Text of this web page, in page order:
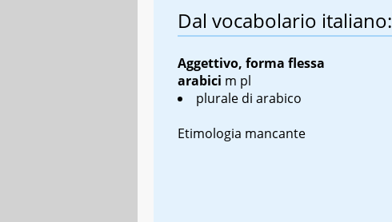
Dal vocabolario italiano:
Aggettivo, forma flessa
arabici m pl
plurale di arabico
Etimologia mancante